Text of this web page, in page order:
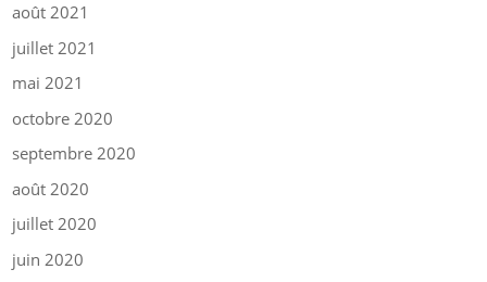
août 2021
juillet 2021
mai 2021
octobre 2020
septembre 2020
août 2020
juillet 2020
juin 2020